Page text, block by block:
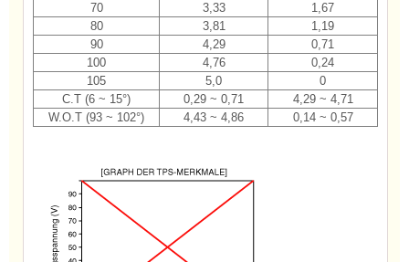
70
3,33
1,67
80
3,81
1,19
90
4,29
0,71
100
4,76
0,24
105
5,0
0
C.T (6 ~ 15°)
0,29 ~ 0,71
4,29 ~ 4,71
W.O.T (93 ~ 102°)
4,43 ~ 4,86 0,14 ~ 0,57